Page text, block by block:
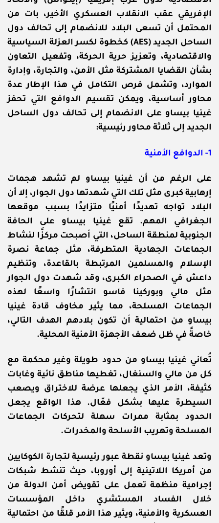
الإفريقي عقب الانقلاب العسكري الأخير، بات من
المحتمل أن تسعى البلاد للانضمام إلى تحالف دول
الساحل الجديد (AES) كخطوة لكسر العزلة السياسية
والاقتصادية، وتعزيز حرية الحركة، وتفعيل التعاون
بشأن القضايا المشتركة مثل الأمن، والتجارة، وإدارة
الموارد، وتشمل فرص التكامل في هذا الإطار عدة
محاور أساسية، ويمكن تقسيم الدوافع التي تحفز
غينيا بيساو على الانضمام إلى تحالف دول الساحل
الجديد إلى ثلاثة محاور رئيسية:
1- الدوافع الأمنية
على الرغم من أن غينيا بيساو لم تشهد هجمات
إرهابية كبرى مثل تلك التي شهدتها دول الجوار، إلا أن
البلاد تواجه تهديدًا أمنيًا متزايدًا بسبب موقعها
الجغرافي المهم. تقع غينيا بيساو على الحافة
الجنوبية لمنطقة الساحل، التي أصبحت مركزًا لنشاط
الجماعات الجهادية المتطرفة، مثل جماعة نصرة
الإسلام والمسلمين المرتبطة بالقاعدة، وتنظيم
داعش في الصحراء الكبرى، وقد شهدت دول الجوار
مثل مالي وبوركينا فاسو انتشارًا واسعًا لهذه
الجماعات المسلحة، مما يثير مخاوف قادة غينيا
بيساو من احتمالية أن تكون بلادهم الهدف التالي،
خاصةً في ظل ضعف الأجهزة الأمنية المحلية.
تُعاني غينيا بيساو من حدود طويلة وغير محكمة مع
كل من مالي والسنغال، تغطيها مناطق نائية وغابات
كثيفة، الأمر الذي يجعلها عرضة للاختراق ويصعب
السيطرة عليها بشكل فعّال. هذا الواقع يجعل
الحدود بمثابة ممرات سهلة لتحركات الجماعات
المسلحة وتهريب الأسلحة والمخدرات.
وتعد غينيا بيساو نقطة عبور رئيسية لتجارة الكوكايين
من أمريكا اللاتينية إلى أوروبا، حيث تنشط شبكات
إجرامية منظمة تعمل على تقويض أمن الدولة من
خلال الفساد المستشري داخل المؤسسات
العسكرية والأمنية، ويثير هذا الأمر قلقًا من احتمالية